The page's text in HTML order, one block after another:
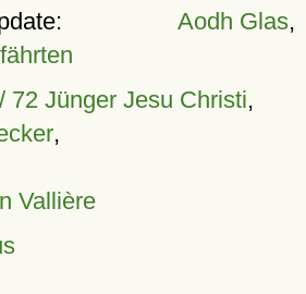
Aodh Glas,
72 Jünger Jesu Christi,
,
Vallière